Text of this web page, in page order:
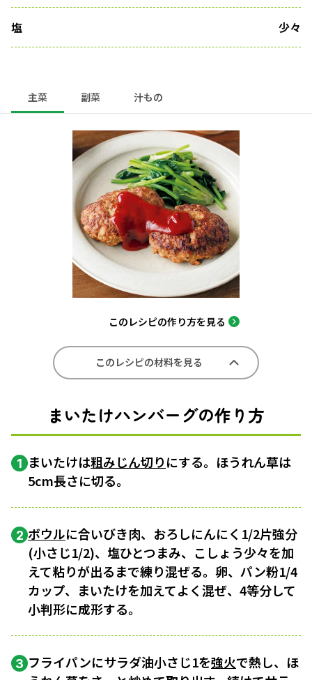
塩 少々
主菜 副菜 汁もの
このレシピの作り方を見る
このレシピの材料を見る
まいたけハンバーグの作り方
1 まいたけは粗みじん切りにする。ほうれん草は
5cm長さに切る。
2 ボウルに合いびき肉、おろしにんにく1/2片強分
(小さじ1/2)、塩ひとつまみ、こしょう少々を加
えて粘りが出るまで練り混ぜる。卵、パン粉1/4
カップ、まいたけを加えてよく混ぜ、4等分して
小判形に成形する。
3 フライパンにサラダ油小さじ1を強火で熱し、ほ